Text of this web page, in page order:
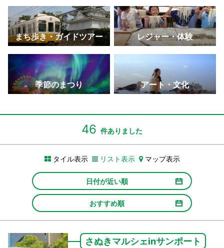
まち歩き・ガイドツアー レジャー・体験
季節のまつり アート・文化
46 件ありました
タイル表示 リスト表示 マップ表示
日付が近い順
おすすめ順
さぬきマルシェinサンポート